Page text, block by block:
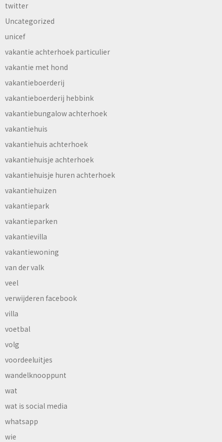
twitter
Uncategorized
unicef
vakantie achterhoek particulier
vakantie met hond
vakantieboerderij
vakantieboerderij hebbink
vakantiebungalow achterhoek
vakantiehuis
vakantiehuis achterhoek
vakantiehuisje achterhoek
vakantiehuisje huren achterhoek
vakantiehuizen
vakantiepark
vakantieparken
vakantievilla
vakantiewoning
van der valk
veel
verwijderen facebook
villa
voetbal
volg
voordeeluitjes
wandelknooppunt
wat
wat is social media
whatsapp
wie